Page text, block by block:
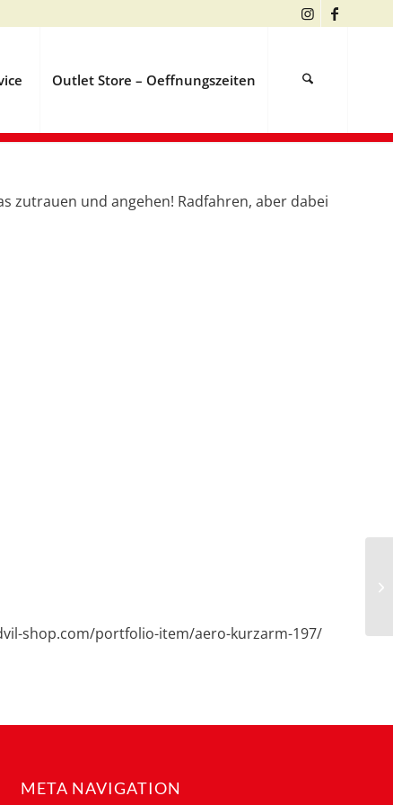
Outlet Store – Oeffnungszeiten
zutrauen und angehen! Radfahren, aber dabei
shop.com/portfolio-item/aero-kurzarm-197/
META NAVIGATION